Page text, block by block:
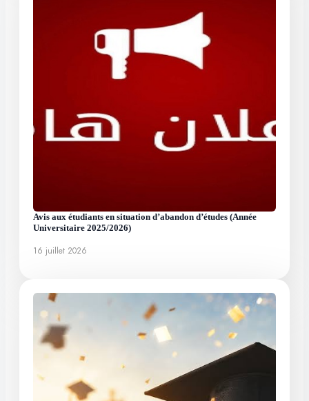
Avis aux étudiants en situation d’abandon d’études (Année
Universitaire 2025/2026)
16 juillet 2026